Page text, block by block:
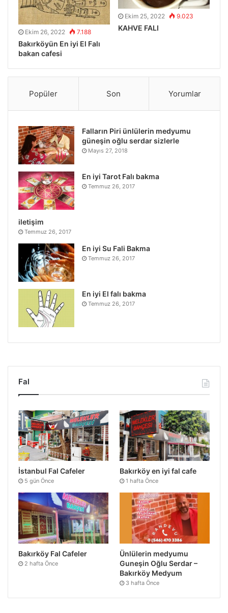
Ekim 26, 2022 7.188
Bakırköyün En iyi El Falı
bakan cafesi
Ekim 25, 2022 9.023
KAHVE FALI
Popüler Son Yorumlar
Falların Piri ünlülerin medyumu
güneşin oğlu serdar sizlerle
Mayıs 27, 2018
En iyi Tarot Falı bakma
Temmuz 26, 2017
iletişim
Temmuz 26, 2017
En iyi Su Fali Bakma
Temmuz 26, 2017
En iyi El falı bakma
Temmuz 26, 2017
Fal
İstanbul Fal Cafeler
5 gün Önce
Bakırköy en iyi fal cafe
1 hafta Önce
Bakırköy Fal Cafeler
2 hafta Önce
Ünlülerin medyumu
Guneşin Oğlu Serdar –
Bakırköy Medyum
3 hafta Önce